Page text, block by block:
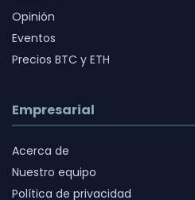
Opinión
Eventos
Precios BTC y ETH
Empresarial
Acerca de
Nuestro equipo
Política de privacidad